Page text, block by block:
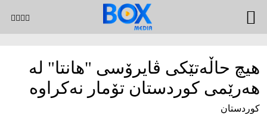
هیچ حاڵەتێکی ڤایرۆسی "هانتا" لە
هەرێمی کوردستان تۆمار نەکراوە
کوردستان